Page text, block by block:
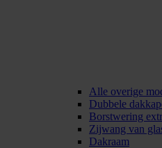
Alle overige
Dubbele
Borstwering
Zijwang van
Dakraam